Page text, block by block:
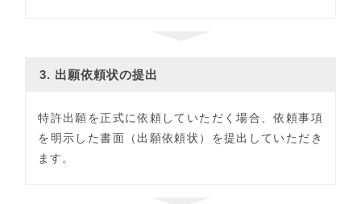
3. 出願依頼状の提出
特許出願を正式に依頼していただく場合、依頼事項
を明示した書面（出願依頼状）を提出していただき
ます。